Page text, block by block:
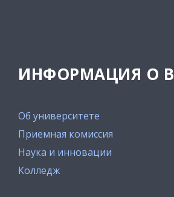
ИНФОРМАЦИЯ О
Об университете
Приемная комиссия
Наука и инновации
Колледж